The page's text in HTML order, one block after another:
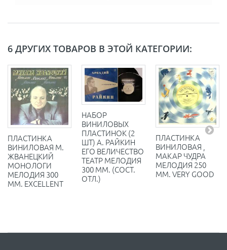
6 ДРУГИХ ТОВАРОВ В ЭТОЙ КАТЕГОРИИ:
ПЛАСТИНКА
ВИНИЛОВАЯ М.
ЖВАНЕЦКИЙ
МОНОЛОГИ
МЕЛОДИЯ 300
ММ. EXCELLENT
НАБОР
ВИНИЛОВЫХ
ПЛАСТИНОК (2
ШТ) А. РАЙКИН
ЕГО ВЕЛИЧЕСТВО
ТЕАТР МЕЛОДИЯ
300 ММ. (СОСТ.
ОТЛ.)
ПЛАСТИНКА
ВИНИЛОВАЯ ,
МАКАР ЧУДРА
МЕЛОДИЯ 250
ММ. VERY GOOD